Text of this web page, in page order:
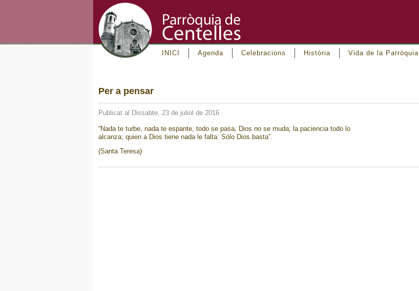
INICI Agenda Celebracions Història Vida de la Parròquia
Per a pensar
Publicat al Dissabte, 23 de juliol de 2016
“Nada te turbe, nada te espante, todo se pasa, Dios no se muda; la paciencia todo lo
alcanza; quien a Dios tiene nada le falta: Sólo Dios basta”.
(Santa Teresa)